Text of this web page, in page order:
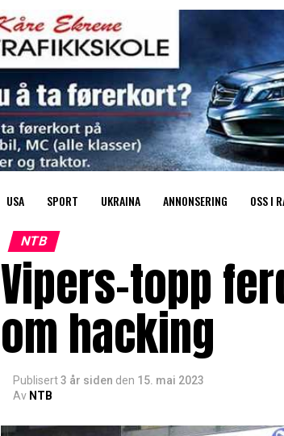
USA SPORT UKRAINA ANNONSERING OSS I
NTB
Vipers-topp
om hacking
Publisert3 år siden den 15. mai 2023
Av NTB